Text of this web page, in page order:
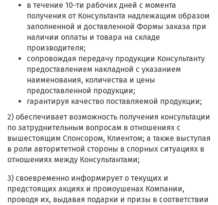
в течение 10-ти рабочих дней с момента
получения от Консультанта надлежащим образом
заполненной и доставленной Формы заказа при
наличии оплаты и товара на складе
производителя;
сопровождая передачу продукции Консультанту
предоставлением накладной с указанием
наименования, количества и цены
предоставленной продукции;
гарантируя качество поставляемой продукции;
2) обеспечивает возможность получения консультации
по затруднительным вопросам в отношениях с
вышестоящим Cпонсором, Клиентом; а также выступая
в роли авторитетной стороны в спорных ситуациях в
отношениях между Консультантами;
3) своевременно информирует о текущих и
предстоящих акциях и промоушенах Компании,
проводя их, выдавая подарки и призы в соответствии